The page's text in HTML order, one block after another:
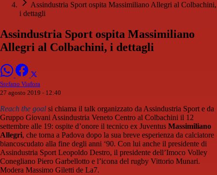
Assindustria Sport ospita Massimiliano Allegri al Colbachini,
i dettagli
Assindustria Sport ospita Massimiliano
Allegri al Colbachini, i dettagli
Stefano Viafora
27 agosto 2019 - 12:40
Reach the goal si chiama il talk organizzato da Assindustria Sport e da
Gruppo Giovani Assindustria Veneto Centro al Colbachini il 12
settembre alle 19: ospite d’onore il tecnico ex Juventus Massimiliano
Allegri, che torna a Padova dopo la sua breve esperienza da calciatore
biancoscudato alla fine degli anni ‘90. Con lui anche il presidente di
Assindustria Sport Leopoldo Destro, il presidente dell’Imoco Volley
Conegliano Piero Garbellotto e l’icona del rugby Vittorio Munari.
Modera Massimo Giletti de La7.